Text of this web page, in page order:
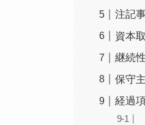
注記
資本
継続
保守
経過